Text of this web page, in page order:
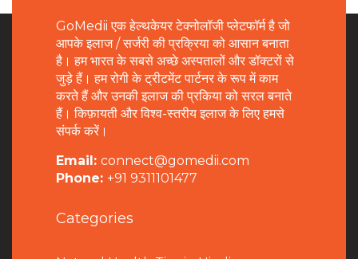
GoMedii एक हेल्थकेयर टेक्नोलॉजी प्लेटफॉर्म है जो
आपके इलाज / सर्जरी की प्रक्रिया को आसान बनाता
है। हम भारत के सबसे अच्छे अस्पतालों और डॉक्टरों से
जुड़े हैं। हम रोगी के ट्रीटमेंट पार्टनर के रूप में काम
करते हैं और उनकी इलाज की प्रकिया को सरल बनाते
हैं। किफ़ायती और विश्व-स्तरीय इलाज के लिए हमसे
संपर्क करें।
Email: connect@gomedii.com
Phone: +91 9311101477
Categories